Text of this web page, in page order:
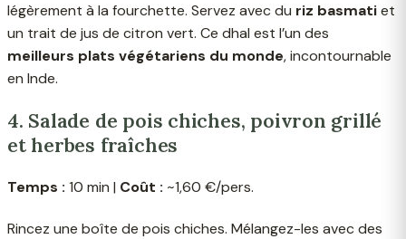
légèrement à la fourchette. Servez avec du riz basmatiet
un trait de jus de citron vert. Ce dhal est l’un des
meilleurs plats végétariens du monde, incontournable
en Inde.
4. Salade de pois chiches, poivron grillé
et herbes fraîches
Temps : 10 min | Coût : ~1,60 €/pers.
Rincez une boîte de pois chiches. Mélangez-les avec des